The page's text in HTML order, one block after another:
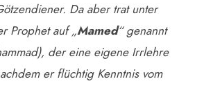
Da aber trat unter
Prophet auf „Mamed“ genannt
der eine eigene Irrlehre
er flüchtig Kenntnis vom